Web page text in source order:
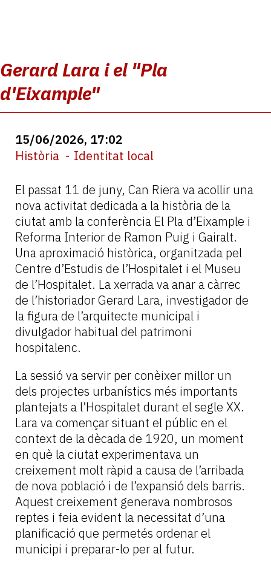
Gerard Lara i el "Pla
d'Eixample"
15/06/2026, 17:02
Història
Identitat local
El passat 11 de juny, Can Riera va acollir una
nova activitat dedicada a la història de la
ciutat amb la conferència El Pla d’Eixample i
Reforma Interior de Ramon Puig i Gairalt.
Una aproximació històrica, organitzada pel
Centre d’Estudis de l’Hospitalet i el Museu
de l’Hospitalet. La xerrada va anar a càrrec
de l’historiador Gerard Lara, investigador de
la figura de l’arquitecte municipal i
divulgador habitual del patrimoni
hospitalenc.
La sessió va servir per conèixer millor un
dels projectes urbanístics més importants
plantejats a l’Hospitalet durant el segle XX.
Lara va començar situant el públic en el
context de la dècada de 1920, un moment
en què la ciutat experimentava un
creixement molt ràpid a causa de l’arribada
de nova població i de l’expansió dels barris.
Aquest creixement generava nombrosos
reptes i feia evident la necessitat d’una
planificació que permetés ordenar el
municipi i preparar-lo per al futur.